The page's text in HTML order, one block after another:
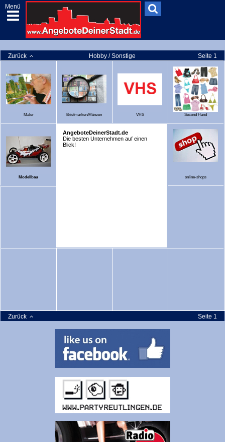
Menü
Zurück Hobby / Sonstige Seite 1
Maler Briefmarken/Münzen VHS Second Hand
Modellbau
AngeboteDeinerStadt.de
Die besten Unternehmen auf einen
Blick!
online-shops
Zurück Seite 1